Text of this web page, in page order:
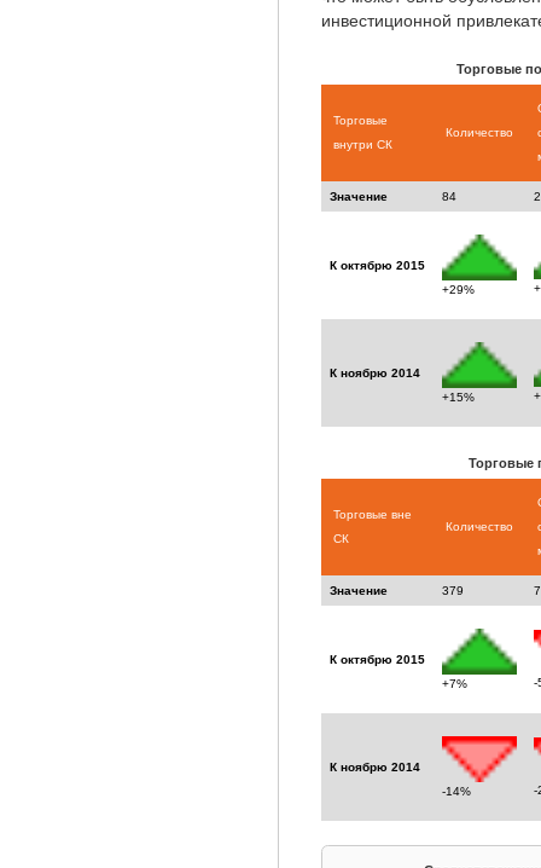
инвестиционной
Торговые
Торговые
внутри СК
Количество
Значение 84
К октябрю 2015
+29%
К ноябрю 2014
+15%
Торговые
Торговые вне
СК
Количество
Значение 379
К октябрю 2015
+7%
-
К ноябрю 2014
-14%
-